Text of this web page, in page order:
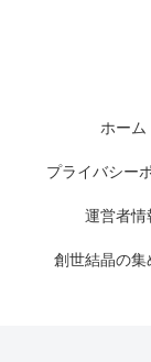
ホーム
プライバシー
運営者情
創世結晶の集